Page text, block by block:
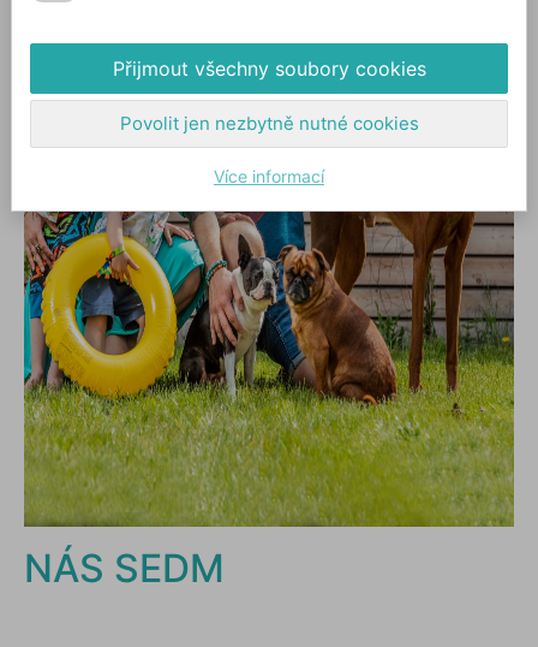
NÁS SEDM
Přijmout všechny soubory cookies
Povolit jen nezbytně nutné cookies
Více informací